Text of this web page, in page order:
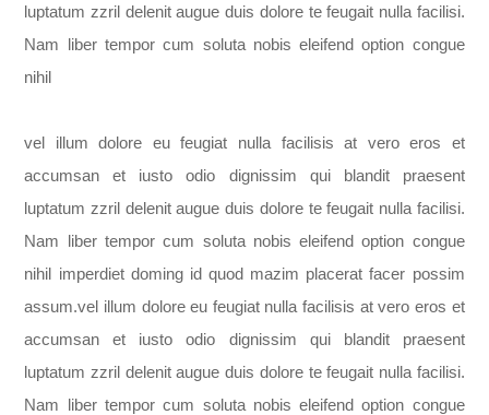
luptatum zzril delenit augue duis dolore te feugait nulla facilisi.
Nam liber tempor cum soluta nobis eleifend option congue
nihil
vel illum dolore eu feugiat nulla facilisis at vero eros et
accumsan et iusto odio dignissim qui blandit praesent
luptatum zzril delenit augue duis dolore te feugait nulla facilisi.
Nam liber tempor cum soluta nobis eleifend option congue
nihil imperdiet doming id quod mazim placerat facer possim
assum.vel illum dolore eu feugiat nulla facilisis at vero eros et
accumsan et iusto odio dignissim qui blandit praesent
luptatum zzril delenit augue duis dolore te feugait nulla facilisi.
Nam liber tempor cum soluta nobis eleifend option congue